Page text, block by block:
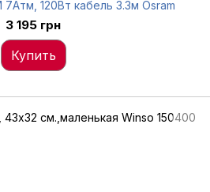
120Вт кабель 3.3м Osram
3 195 грн
Купить